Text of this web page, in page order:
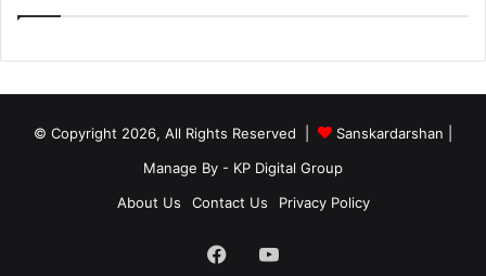
© Copyright 2026, All Rights Reserved | Sanskardarshan
Manage By - KP Digital Group
About Us
Contact Us Privacy Policy
FacebookYouTube